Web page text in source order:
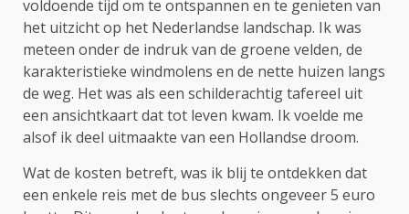
voldoende tijd om te ontspannen en te genieten van
het uitzicht op het Nederlandse landschap. Ik was
meteen onder de indruk van de groene velden, de
karakteristieke windmolens en de nette huizen langs
de weg. Het was als een schilderachtig tafereel uit
een ansichtkaart dat tot leven kwam. Ik voelde me
alsof ik deel uitmaakte van een Hollandse droom.
Wat de kosten betreft, was ik blij te ontdekken dat
een enkele reis met de bus slechts ongeveer 5 euro